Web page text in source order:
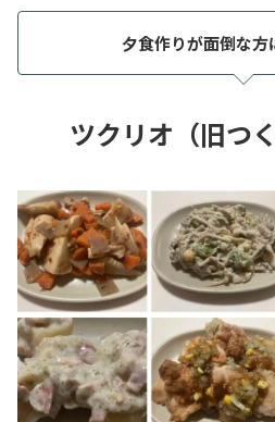
夕食作りが面倒な方
ツクリオ（旧つ